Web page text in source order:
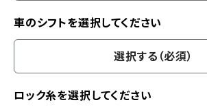
車のシフトを選択してください
選択する（必須）
ロック糸を選択してください